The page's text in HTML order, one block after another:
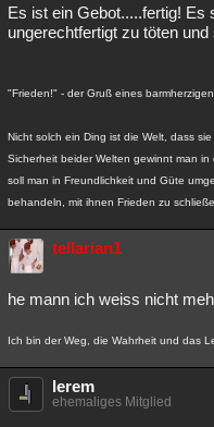
Es ist ein Gebot.....fertig!
ungerechtfertigt zu töten
"Frieden!" - der Gruß eines
Nicht solch ein Ding ist die Welt, dass
Sicherheit beider Welten gewinnt man
soll man in Freundlichkeit und Güte
behandeln, mit ihnen Frieden zu
tellarian1
he mann ich weiss nicht
Ich bin der Weg, die Wahrheit und das
lerem
ehemaliges Mitglied